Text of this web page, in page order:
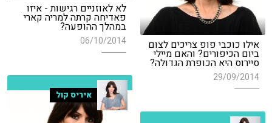
לא לאוזניים רגישות - איזו
פאדיחה קרתה למריה קארי
במהלך ההופעה?
06/10/2014 אילו כוכבי פופ צריכים לצום
ביום הכיפורים? והאם מיילי
סיירוס היא הכופרת הגדולה?
29/09/2014
איריס קול